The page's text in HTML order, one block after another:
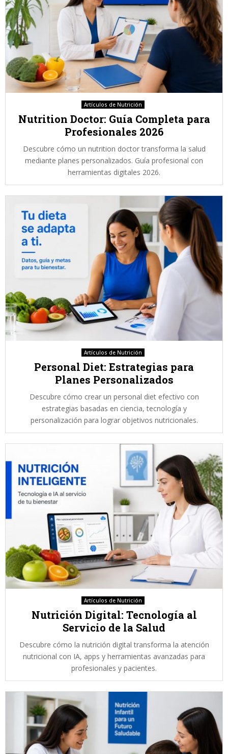
Artículos de Nutrición
Nutrition Doctor: Guía Completa para
Profesionales 2026
Descubre cómo un nutrition doctor transforma la salud
mediante planes personalizados. Guía profesional con
herramientas digitales 2026.
Artículos de Nutrición
Personal Diet: Estrategias para
Planes Personalizados
Descubre cómo crear un personal diet efectivo con
estrategias basadas en ciencia, tecnología y
personalización para lograr objetivos nutricionales.
Artículos de Nutrición
Nutrición Digital: Tecnología al
Servicio de la Salud
Descubre cómo la nutrición digital transforma la atención
nutricional con IA, apps y herramientas avanzadas para
profesionales y pacientes.